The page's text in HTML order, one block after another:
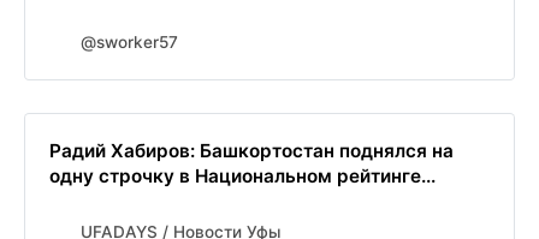
@sworker57
Радий Хабиров: Башкортостан поднялся на
одну строчку в Национальном рейтинге...
UFADAYS / Новости Уфы